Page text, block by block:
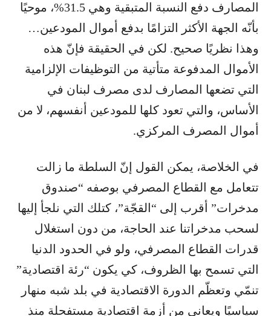
المصارف دفع النسبة المتبقية وهي 31.5%، موحيًا
بأنّه الجهة الأكثر التزامًا بدفع أموال المودعين…
وهذا نظريًا صحيح. لكن في الحقيقة فإنّ هذه
الأموال المدفوعة متأتية من التوظيفات الإلزامية
التي تضعها المصارف لدى مصرف لبنان في
الأساس، والتي تعود كلها للمودعين أنفسهم، لا من
أموال المصرف المركزي.
في الخلاصة، يمكن القول إنّ السلطة ما زالت
تتعامل مع القطاع المصرفي بوصفه “صندوق
مدخرات” أقرب إلى “القجّة”، كتلك التي نلجأ إليها
لسحب مدخراتنا عند الحاجة، من دون استغلال
قدرات القطاع المصرفي، ولو في الحدود الدنيا
التي تسمح بها الظروف، كي يكون “رئة اقتصادية”
تنمّي وتعظّم الدورة الاقتصادية في بلد شبه منهار
سياسيًا ويعاني من أزمة اقتصادية مستفحلة منذ